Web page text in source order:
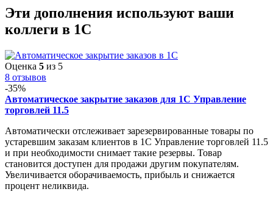
Эти дополнения используют ваши
коллеги в 1С
Оценка 5 из 5
8 отзывов
-35%
Автоматическое закрытие заказов для 1С Управление
торговлей 11.5
Автоматически отслеживает зарезервированные товары по
устаревшим заказам клиентов в 1С Управление торговлей 11.5
и при необходимости снимает такие резервы. Товар
становится доступен для продажи другим покупателям.
Увеличивается оборачиваемость, прибыль и снижается
процент неликвида.